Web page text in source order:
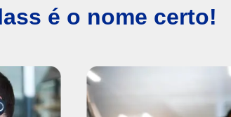
é o nome certo!